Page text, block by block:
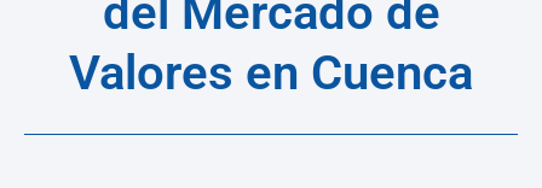
del Mercado de
Valores en Cuenca